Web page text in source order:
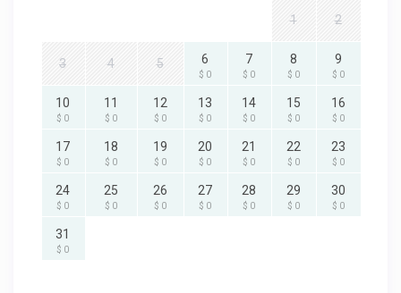
1 2
3 4 5 6
$ 0
7
$ 0
8
$ 0
9
$ 0
10
$ 0
11
$ 0
12
$ 0
13
$ 0
14
$ 0
15
$ 0
16
$ 0
17
$ 0
18
$ 0
19
$ 0
20
$ 0
21
$ 0
22
$ 0
23
$ 0
24
$ 0
25
$ 0
26
$ 0
27
$ 0
28
$ 0
29
$ 0
30
$ 0
31
$ 0